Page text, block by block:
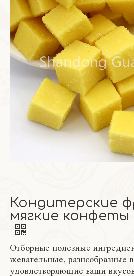
Кондитерские
мягкие конфеты
Отборные полезные
жевательные, разнообразные
удовлетворяющие ваши